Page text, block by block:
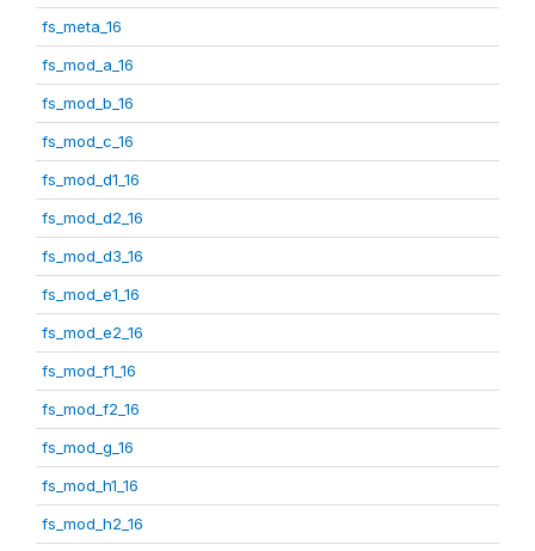
fs_meta_16
fs_mod_a_16
fs_mod_b_16
fs_mod_c_16
fs_mod_d1_16
fs_mod_d2_16
fs_mod_d3_16
fs_mod_e1_16
fs_mod_e2_16
fs_mod_f1_16
fs_mod_f2_16
fs_mod_g_16
fs_mod_h1_16
fs_mod_h2_16